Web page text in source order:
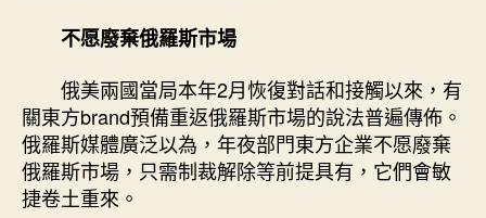
切
從
零
開
不愿廢棄俄羅斯市場
俄美兩國當局本年2月恢復對話和接觸以來，有
關東方brand預備重返俄羅斯市場的說法普遍傳佈。
俄羅斯媒體廣泛以為，年夜部門東方企業不愿廢棄
俄羅斯市場，只需制裁解除等前提具有，它們會敏
捷卷土重來。